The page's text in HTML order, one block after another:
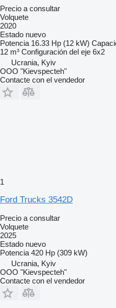
Precio a consultar
Volquete
2020
Estado nuevo
Potencia 16.33 Hp (12 kW)
12 m³ Configuración del eje 6x2
Ucrania, Kyiv
OOO "Kievspecteh"
Contacte con el vendedor
1
Ford Trucks 3542D
Precio a consultar
Volquete
2025
Estado nuevo
Potencia 420 Hp (309 kW)
Ucrania, Kyiv
OOO "Kievspecteh"
Contacte con el vendedor